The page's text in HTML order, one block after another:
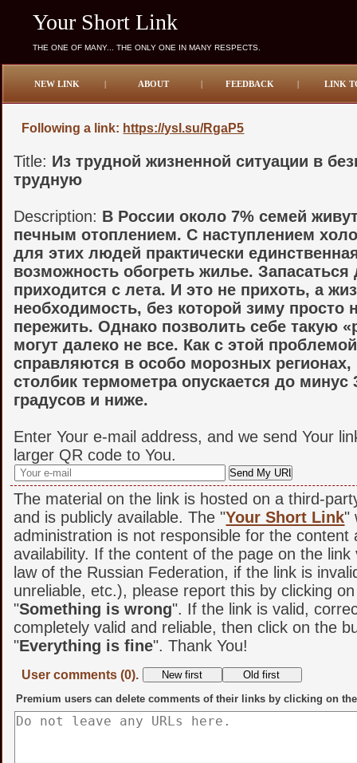
Your Short Link
THE ONE OF MANY... THE ONLY ONE IN MANY RESPECTS.
NEW LINK | ABOUT | FEEDBACK | LINK
Following a link: https://ysl.su/RgaP5
Title: Из трудной жизненной ситуации в
трудную
Description: В России около 7% семей
печным отоплением. С наступлением
для этих людей практически
возможность обогреть жилье.
приходится с лета. И это не прихоть, а
необходимость, без которой зиму просто
пережить. Однако позволить себе такую
могут далеко не все. Как с этой
справляются в особо морозных регионах,
столбик термометра опускается до минус
градусов и ниже.
Enter Your e-mail address, and we send Your
larger QR code to You.
The material on the link is hosted on a third-
and is publicly available. The "Your Short Link"
administration is not responsible for the content
availability. If the content of the page on the link
law of the Russian Federation, if the link is
unreliable, etc.), please report this by clicking
"Something is wrong". If the link is valid,
completely valid and reliable, then click on the
"Everything is fine". Thank You!
User comments (0).
Premium users can delete comments of their links by clicking on